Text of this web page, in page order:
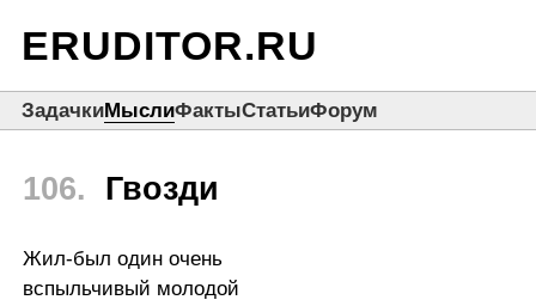
ERUDITOR.RU
ЗадачкиМыслиФактыСтатьиФорум
106. Гвозди
Жил-был один очень
вспыльчивый молодой